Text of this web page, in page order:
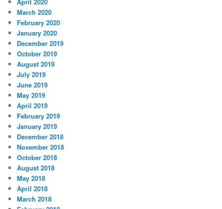
April 2020
March 2020
February 2020
January 2020
December 2019
October 2019
August 2019
July 2019
June 2019
May 2019
April 2019
February 2019
January 2019
December 2018
November 2018
October 2018
August 2018
May 2018
April 2018
March 2018